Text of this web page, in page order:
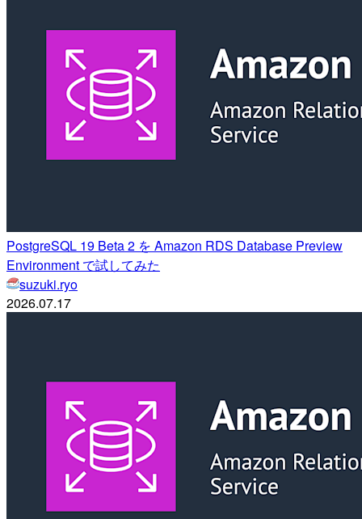
PostgreSQL 19 Beta 2 を Amazon RDS Database Preview
Environment で試してみた
suzuki.ryo
2026.07.17